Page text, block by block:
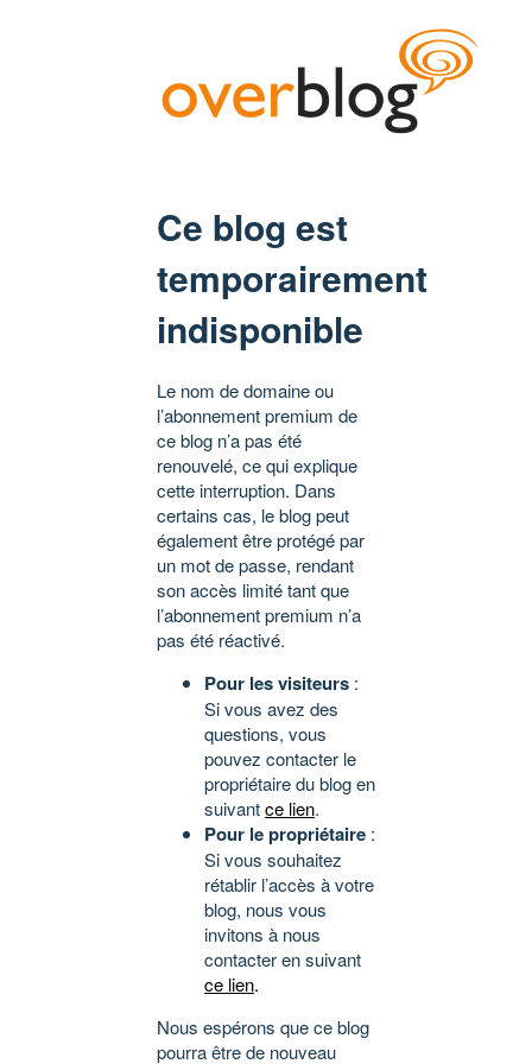
Ce blog est
temporairement
indisponible
Le nom de domaine ou
l’abonnement premium de
ce blog n’a pas été
renouvelé, ce qui explique
cette interruption. Dans
certains cas, le blog peut
également être protégé par
un mot de passe, rendant
son accès limité tant que
l’abonnement premium n’a
pas été réactivé.
Pour les visiteurs :
Si vous avez des
questions, vous
pouvez contacter le
propriétaire du blog en
suivantce lien.
Pour le propriétaire :
Si vous souhaitez
rétablir l’accès à votre
blog, nous vous
invitons à nous
contacter en suivant
ce lien.
Nous espérons que ce blog
pourra être de nouveau